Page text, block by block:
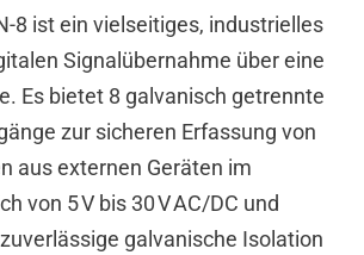
8 ist ein vielseitiges, industrielles
Signalübernahme über eine
Es bietet 8 galvanisch getrennte
zur sicheren Erfassung von
aus externen Geräten im
von 5 V bis 30 V AC/DC und
galvanische Isolation